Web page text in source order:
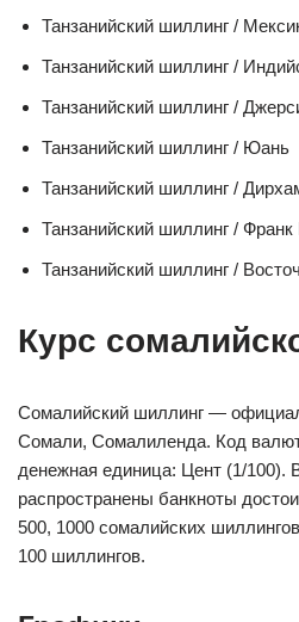
Танзанийский шиллинг /
Танзанийский шиллинг /
Танзанийский шиллинг /
Танзанийский шиллинг / Юань
Танзанийский шиллинг /
Танзанийский шиллинг /
Танзанийский шиллинг /
Курс
Сомалийский шиллинг —
Сомали, Сомалиленда. Код
денежная единица: Цент (1/100).
распространены банкноты
500, 1000 сомалийских
100 шиллингов.